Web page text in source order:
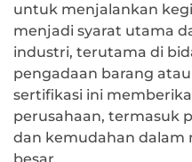
untuk menjalankan
menjadi syarat utama
industri, terutama di
pengadaan barang
sertifikasi ini
perusahaan, termasuk
dan kemudahan dalam